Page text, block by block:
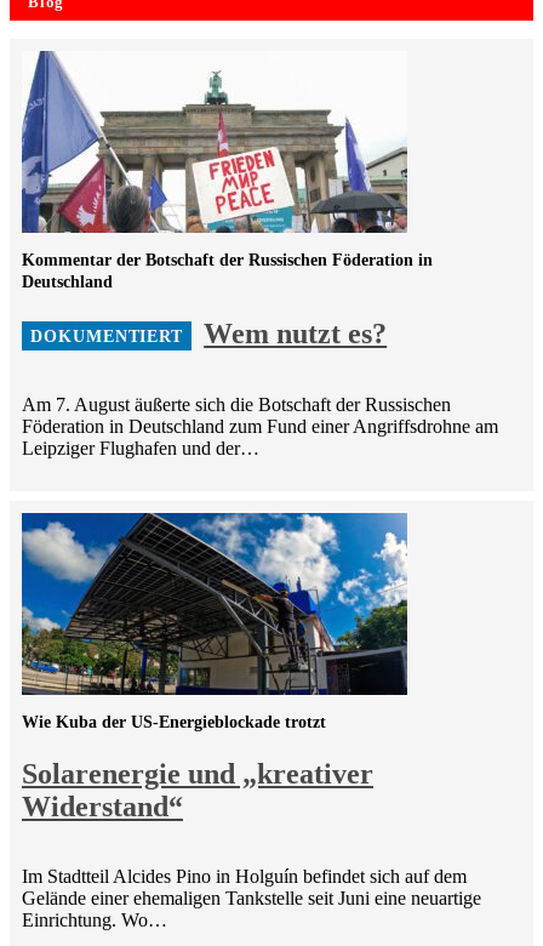
Wem nutzt es?
Kommentar der Botschaft der Russischen Föderation in
Deutschland
Am 7. August äußerte sich die Botschaft der Russischen
Föderation in Deutschland zum Fund einer Angriffsdrohne am
Leipziger Flughafen und der…
Solarenergie und „kreativer
Widerstand“
Wie Kuba der US-Energieblockade trotzt
Im Stadtteil Alcides Pino in Holguín befindet sich auf dem
Gelände einer ehemaligen Tankstelle seit Juni eine neuartige
Einrichtung. Wo…